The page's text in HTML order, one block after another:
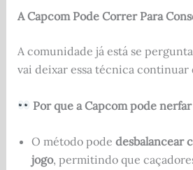
A Capcom Pode Correr Para
A comunidade já está se
vai deixar essa técnica continuar
Por que a Capcom pode nerfar
O método pode desbalancear
jogo, permitindo que